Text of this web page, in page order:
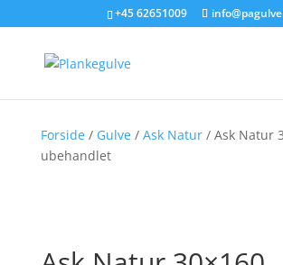
+45 62651009
Forside/ Gulve/ Ask Natur/ Ask Natur
ubehandlet